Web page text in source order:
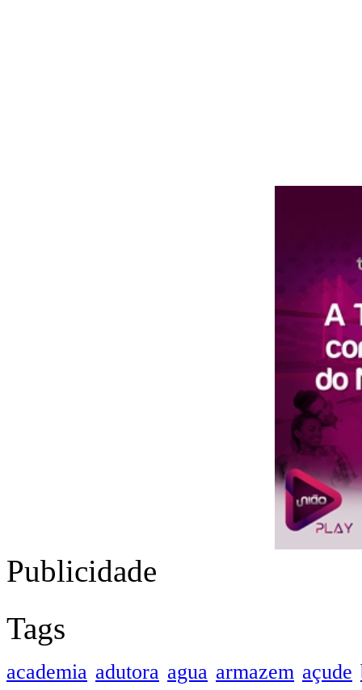
Publicidade
Tags
academia adutora agua armazem açude